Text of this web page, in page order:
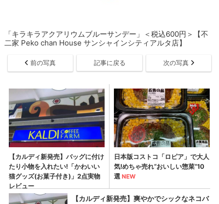
「キラキラアクアリウムブルーサンデー」＜税込600円＞【不
二家 Peko chan House サンシャインシティアルタ店】
前の写真 記事に戻る 次の写真